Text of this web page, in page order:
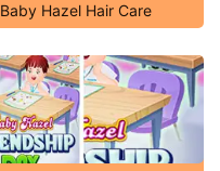
Baby Hazel Hair Care